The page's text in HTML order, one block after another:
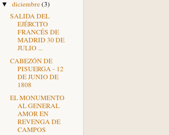
▼diciembre(3)
SALIDA DEL
EJÉRCITO
FRANCÉS DE
MADRID 30 DE
JULIO ...
CABEZÓN DE
PISUERGA - 12
DE JUNIO DE
1808
EL MONUMENTO
AL GENERAL
AMOR EN
REVENGA DE
CAMPOS